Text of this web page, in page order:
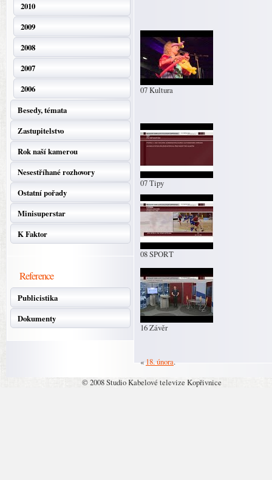
2010
2009
2008
2007
2006
Besedy, témata
Zastupitelstvo
Rok naší kamerou
Nesestříhané rozhovory
Ostatní pořady
Minisuperstar
K Faktor
Reference
Publicistika
Dokumenty
07 Kultura
07 Tipy
08 SPORT
16 Závěr
« 18. února.
© 2008 Studio Kabelové televize Kopřivnice